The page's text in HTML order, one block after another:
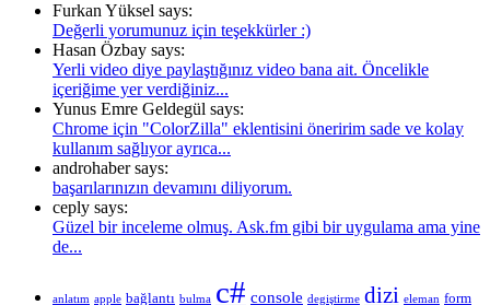
Furkan Yüksel says:
Değerli yorumunuz için teşekkürler :)
Hasan Özbay says:
Yerli video diye paylaştığınız video bana ait. Öncelikle
içeriğime yer verdiğiniz...
Yunus Emre Geldegül says:
Chrome için "ColorZilla" eklentisini öneririm sade ve kolay
kullanım sağlıyor ayrıca...
androhaber says:
başarılarınızın devamını diliyorum.
ceply says:
Güzel bir inceleme olmuş. Ask.fm gibi bir uygulama ama yine
de...
anlatım apple bağlantı bulma c# console degiştirme dizi eleman form